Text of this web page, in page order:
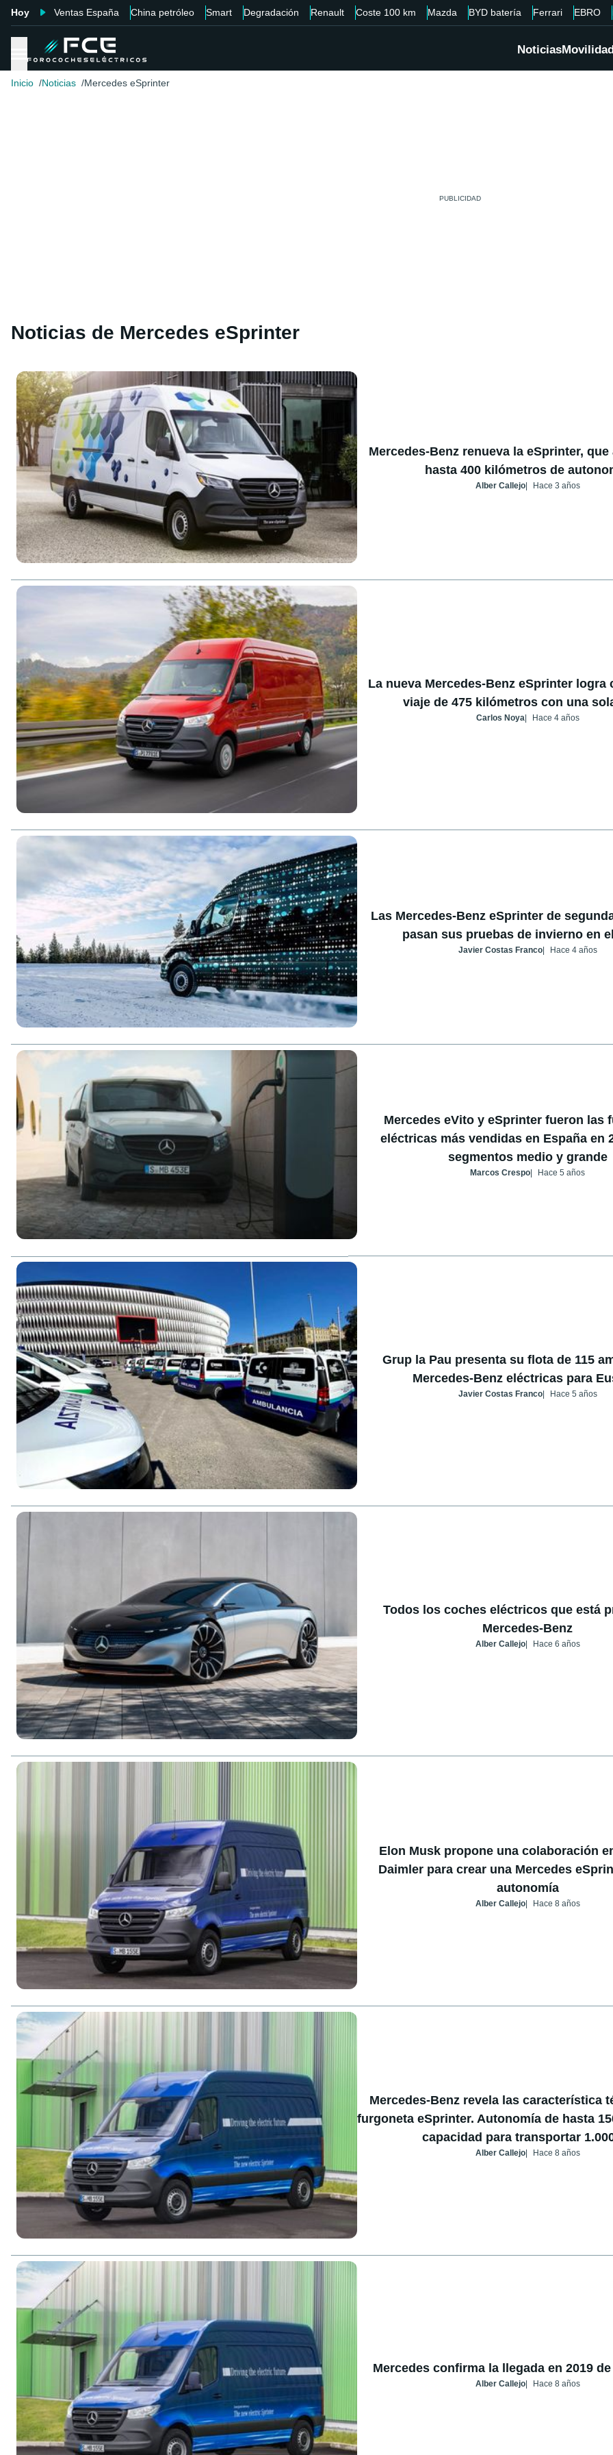
Hoy Ventas España China petróleo Smart Degradación Renault Coste 100 km Mazda BYD batería Ferrari EBRO
Noticias
Inicio Noticias Mercedes eSprinter
Noticias de Mercedes eSprinter
Mercedes-Benz renueva la eSprinter,
hasta 400 kilómetros de
Alber Callejo Hace 3 años
La nueva Mercedes-Benz eSprinter logra
viaje de 475 kilómetros con una
Carlos Noya Hace 4 años
Las Mercedes-Benz eSprinter de
pasan sus pruebas de invierno en
Javier Costas Franco Hace 4 años
Mercedes eVito y eSprinter fueron las
eléctricas más vendidas en España en
segmentos medio y grande
Marcos Crespo Hace 5 años
Grup la Pau presenta su flota de 115
Mercedes-Benz eléctricas para
Javier Costas Franco Hace 5 años
Todos los coches eléctricos que está
Mercedes-Benz
Alber Callejo Hace 6 años
Elon Musk propone una colaboración
Daimler para crear una Mercedes
autonomía
Alber Callejo Hace 8 años
Mercedes-Benz revela las característica
furgoneta eSprinter. Autonomía de hasta
capacidad para transportar
Alber Callejo Hace 8 años
Mercedes confirma la llegada en 2019
Alber Callejo Hace 8 años